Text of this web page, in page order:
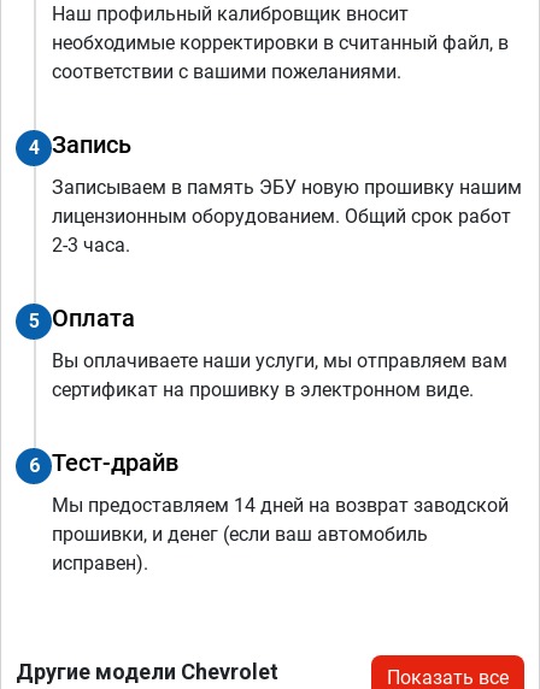
Наш профильный калибровщик вносит
необходимые корректировки в считанный файл, в
соответствии с вашими пожеланиями.
4 Запись
Записываем в память ЭБУ новую прошивку нашим
лицензионным оборудованием. Общий срок работ
2-3 часа.
5 Оплата
Вы оплачиваете наши услуги, мы отправляем вам
сертификат на прошивку в электронном виде.
6 Тест-драйв
Мы предоставляем 14 дней на возврат заводской
прошивки, и денег (если ваш автомобиль
исправен).
Другие модели Chevrolet Показать все